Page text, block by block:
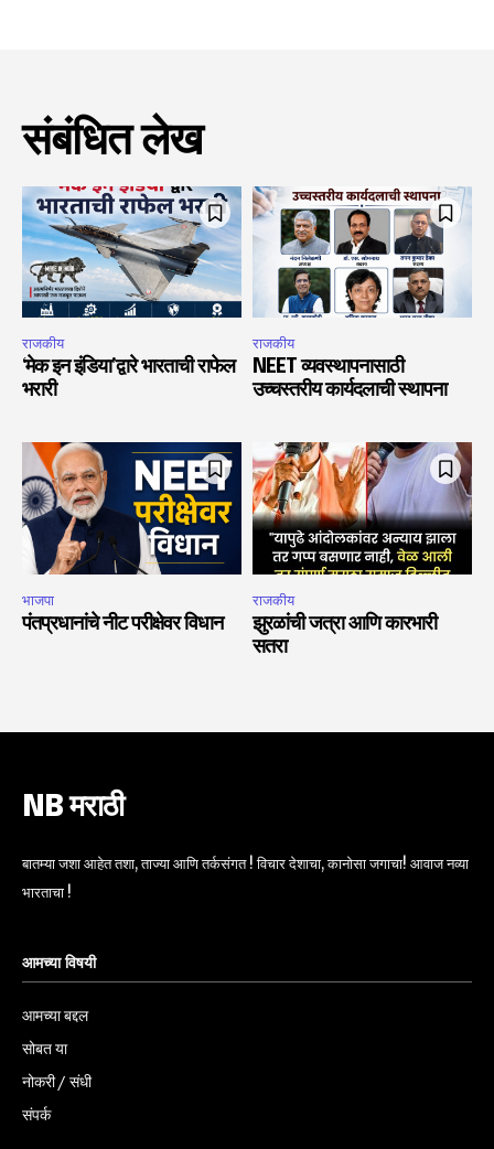
संबंधित लेख
राजकीय
‘मेक इन इंडिया’द्वारे भारताची राफेल
भरारी
राजकीय
NEET व्यवस्थापनासाठी
उच्चस्तरीय कार्यदलाची स्थापना
भाजपा
पंतप्रधानांचे नीट परीक्षेवर विधान
राजकीय
झुरळांची जत्रा आणि कारभारी
सतरा
NB मराठी
बातम्या जशा आहेत तशा, ताज्या आणि तर्कसंगत ! विचार देशाचा, कानोसा जगाचा! आवाज नव्या
भारताचा !
आमच्या विषयी
आमच्या बद्दल
सोबत या
नोकरी / संधी
संपर्क